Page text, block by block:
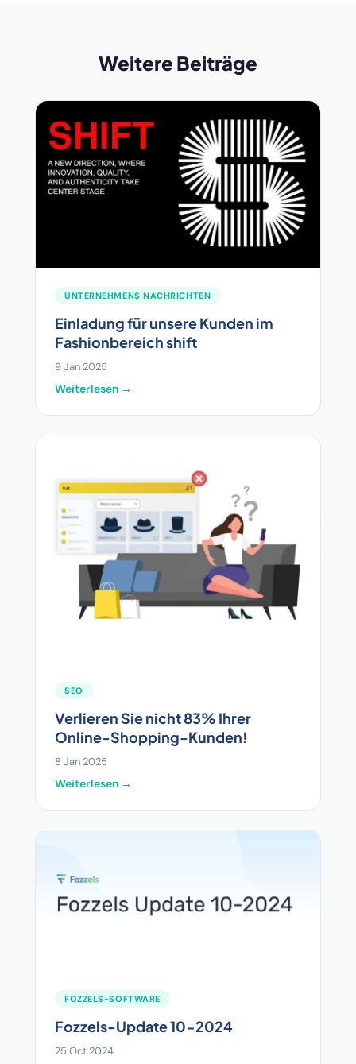
Weitere Beiträge
UNTERNEHMENS NACHRICHTEN
Einladung für unsere Kunden im
Fashionbereich shift
9 Jan 2025
Weiterlesen →
SEO
Verlieren Sie nicht 83% Ihrer
Online-Shopping-Kunden!
8 Jan 2025
Weiterlesen →
FOZZELS-SOFTWARE
Fozzels-Update 10-2024
25 Oct 2024